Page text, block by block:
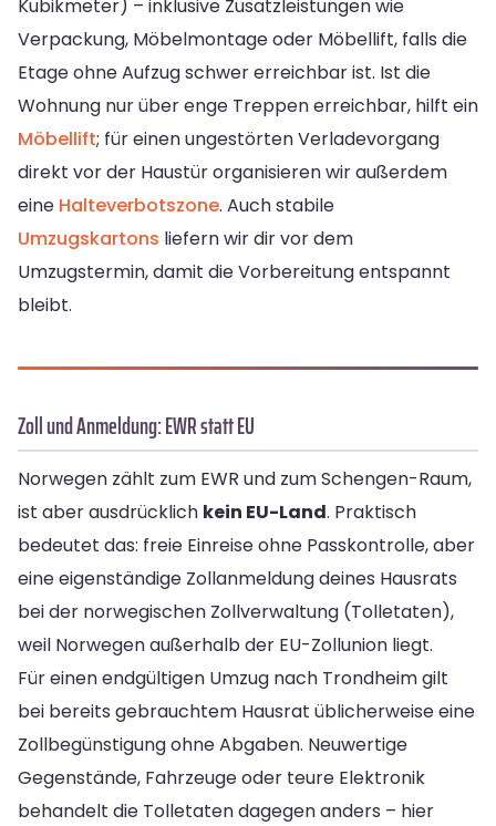
Kubikmeter) – inklusive Zusatzleistungen wie
Verpackung, Möbelmontage oder Möbellift, falls die
Etage ohne Aufzug schwer erreichbar ist. Ist die
Wohnung nur über enge Treppen erreichbar, hilft ein
Möbellift; für einen ungestörten Verladevorgang
direkt vor der Haustür organisieren wir außerdem
eine Halteverbotszone. Auch stabile
Umzugskartons liefern wir dir vor dem
Umzugstermin, damit die Vorbereitung entspannt
bleibt.
Zoll und Anmeldung: EWR statt EU
Norwegen zählt zum EWR und zum Schengen-Raum,
ist aber ausdrücklich kein EU-Land. Praktisch
bedeutet das: freie Einreise ohne Passkontrolle, aber
eine eigenständige Zollanmeldung deines Hausrats
bei der norwegischen Zollverwaltung (Tolletaten),
weil Norwegen außerhalb der EU-Zollunion liegt.
Für einen endgültigen Umzug nach Trondheim gilt
bei bereits gebrauchtem Hausrat üblicherweise eine
Zollbegünstigung ohne Abgaben. Neuwertige
Gegenstände, Fahrzeuge oder teure Elektronik
behandelt die Tolletaten dagegen anders – hier